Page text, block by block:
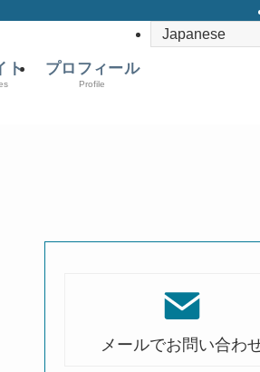
ト プロフィール
Profile
メールでお問い合わ